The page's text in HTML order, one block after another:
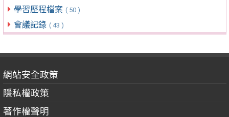
學習歷程檔案 ( 50 )
會議記錄 ( 43 )
網站安全政策
隱私權政策
著作權聲明